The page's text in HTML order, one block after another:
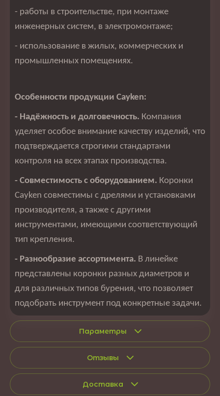
- работы в строительстве, при монтаже
инженерных систем, в электромонтаже;
- использование в жилых, коммерческих и
промышленных помещениях.
Особенности продукции Cayken:
- Надёжность и долговечность. Компания
уделяет особое внимание качеству изделий, что
подтверждается строгими стандартами
контроля на всех этапах производства.
- Совместимость с оборудованием. Коронки
Cayken совместимы с дрелями и установками
производителя, а также с другими
инструментами, имеющими соответствующий
тип крепления.
- Разнообразие ассортимента. В линейке
представлены коронки разных диаметров и
для различных типов бурения, что позволяет
подобрать инструмент под конкретные задачи.
Параметры
Отзывы
Доставка